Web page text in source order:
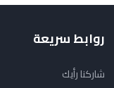
روابط سريعة
شاركنا رأيك